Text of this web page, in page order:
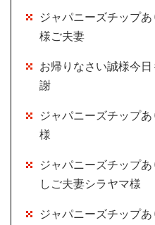
ジャパニーズチップあ
様ご夫妻
お帰りなさい誠様今
謝
ジャパニーズチップ
様
ジャパニーズチップ
しご夫妻シラヤマ様
ジャパニーズチップ